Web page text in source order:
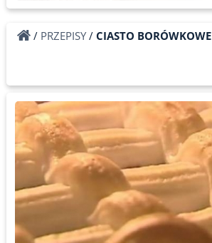
/ PRZEPISY/ CIASTO BORÓWKOWE